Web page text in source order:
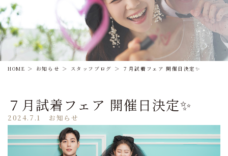
HOME お知らせ スタッフブログ ７月試着フェア 開催日決定✨
７月試着フェア 開催日決定✨
2024.7.1 お知らせ